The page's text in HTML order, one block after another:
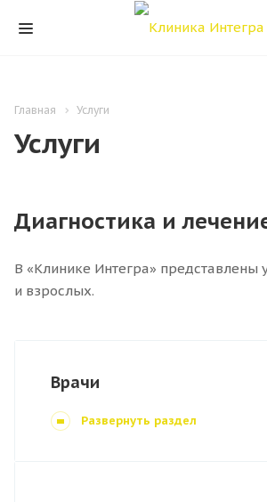
Главная Услуги
Услуги
Диагностика и
В «Клинике Интегра» представлены
и взрослых.
Врачи
Развернуть раздел